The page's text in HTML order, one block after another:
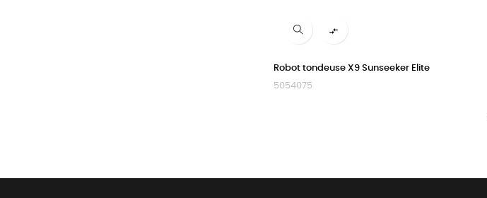

Robot tondeuse X9 Sunseeker Elite
5054075